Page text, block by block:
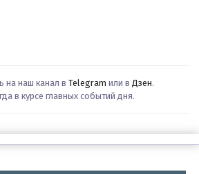
на наш канал в Telegram или в Дзен.
в курсе главных событий дня.